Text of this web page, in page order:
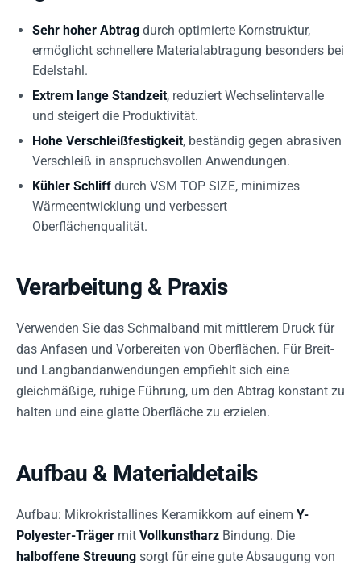
Sehr hoher Abtrag durch optimierte Kornstruktur,
ermöglicht schnellere Materialabtragung besonders bei
Edelstahl.
Extrem lange Standzeit, reduziert Wechselintervalle
und steigert die Produktivität.
Hohe Verschleißfestigkeit, beständig gegen abrasiven
Verschleiß in anspruchsvollen Anwendungen.
Kühler Schliff durch VSM TOP SIZE, minimizes
Wärmeentwicklung und verbessert
Oberflächenqualität.
Verarbeitung & Praxis
Verwenden Sie das Schmalband mit mittlerem Druck für
das Anfasen und Vorbereiten von Oberflächen. Für Breit-
und Langbandanwendungen empfiehlt sich eine
gleichmäßige, ruhige Führung, um den Abtrag konstant zu
halten und eine glatte Oberfläche zu erzielen.
Aufbau & Materialdetails
Aufbau: Mikrokristallines Keramikkorn auf einem Y-
Polyester-Träger mit Vollkunstharz Bindung. Die
halboffene Streuung sorgt für eine gute Absaugung von